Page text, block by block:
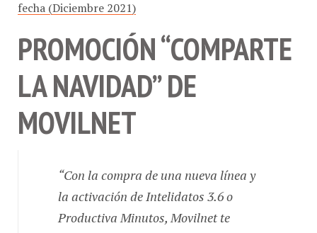
PROMOCIÓN “COMPARTE
LA NAVIDAD” DE
MOVILNET
la activación de Intelidatos 3.6 o
Productiva Minutos, Movilnet te
regala el saldo. En caso de recuperar